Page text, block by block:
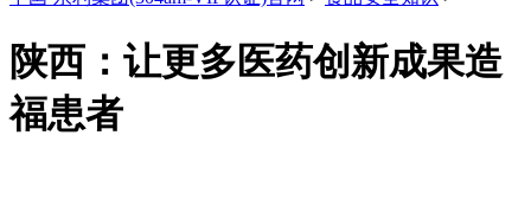
陕西：让更多医药创新成果造
福患者